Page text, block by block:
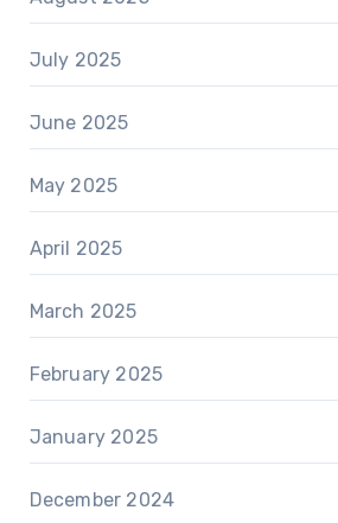
July 2025
June 2025
May 2025
April 2025
March 2025
February 2025
January 2025
December 2024